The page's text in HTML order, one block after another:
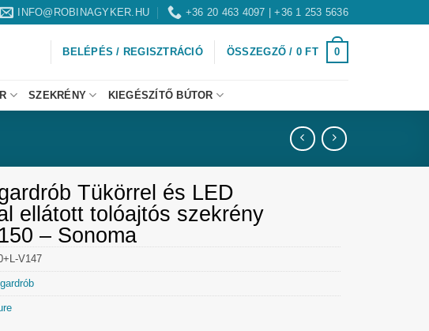
INFO@ROBINAGYKER.HU +36 20 463 4097 | +36 1 253 5636
BELÉPÉS / REGISZTRÁCIÓ ÖSSZEGZŐ / 0 FT 0
SZEKRÉNY KIEGÉSZÍTŐ BÚTOR
Tükörrel és LED
ellátott tolóajtós szekrény
– Sonoma
V147